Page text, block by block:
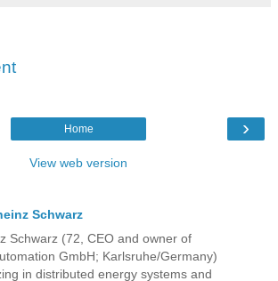
›
Home
View web version
Schwarz
Schwarz (72, CEO and owner of
GmbH; Karlsruhe/Germany)
in distributed energy systems and